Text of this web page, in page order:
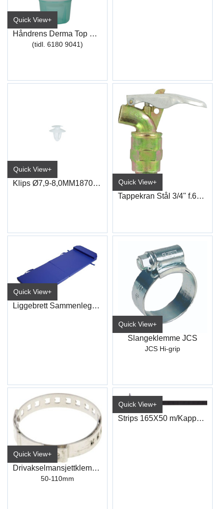
Quick View+
Håndrens Derma Top E 2 L
(tidl. 6180 9041)
Quick View+
Klips Ø7,9-8,0MM1870 (FIX07) Quick View+
Tappekran Stål 3/4" f.60L Fat
Quick View+
Liggebrett Sammenleggbart
Quick View+
Slangeklemme JCS
JCS Hi-grip
Quick View+
Drivakselmansjettklemme (20stk)
50-110mm
Quick View+
Strips 165X50 m/Kappe (100)